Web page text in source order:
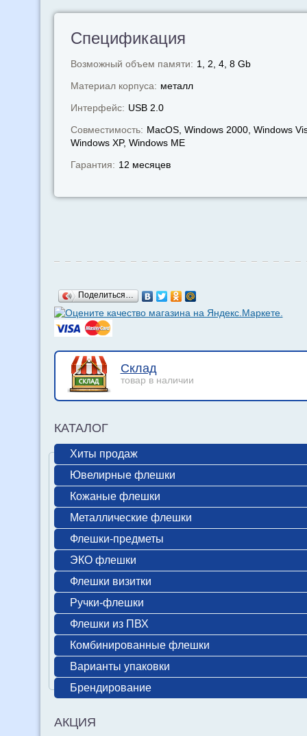
Спецификация
Возможный объем памяти: 1, 2, 4, 8 Gb
Материал корпуса: металл
Интерфейс: USB 2.0
Совместимость: MacOS, Windows 2000, Windows
Windows XP, Windows МЕ
Гарантия: 12 месяцев
Поделиться…
Склад
товар в наличии
КАТАЛОГ
Хиты продаж
Ювелирные флешки
Кожаные флешки
Металлические флешки
Флешки-предметы
ЭКО флешки
Флешки визитки
Ручки-флешки
Флешки из ПВХ
Комбинированные флешки
Варианты упаковки
Брендирование
АКЦИЯ